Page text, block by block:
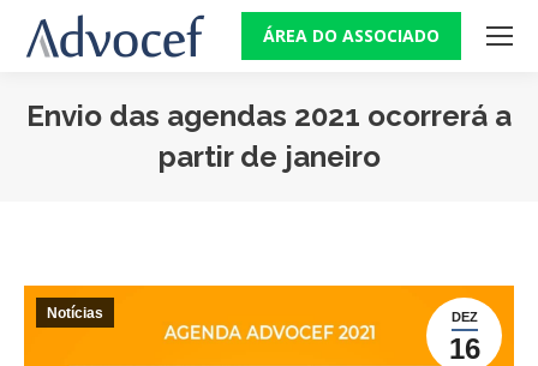
ÁREA DO ASSOCIADO
Envio das agendas 2021 ocorrerá a
partir de janeiro
DEZ
16
Notícias